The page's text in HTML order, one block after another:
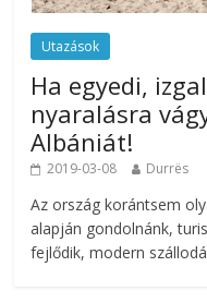
Utazások
Ha egyedi,
nyaralásra
Albániát!
2019-03-08 Durrës
Az ország korántsem
alapján gondolnánk,
fejlődik, modern